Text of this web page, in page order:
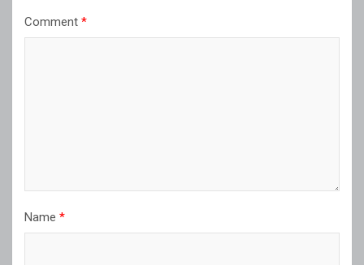
Comment *
Name *